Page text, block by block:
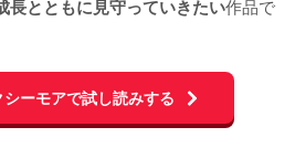
長とともに見守っていきたい作品で
ーモアで試し読みする